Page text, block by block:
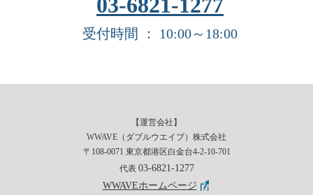
受付時間 ： 10:00～18:00
【運営会社】
WWAVE（ダブルウエイブ）株式会社
〒108-0071 東京都港区白金台4-2-10-701
代表 03-6821-1277
WWAVEホームページ